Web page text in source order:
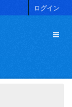
ログイン